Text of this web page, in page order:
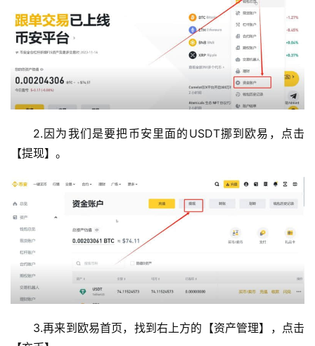
2.因为我们是要把币安里面的USDT挪到欧易，点击
【提现】。
3.再来到欧易首页，找到右上方的【资产管理】，点击